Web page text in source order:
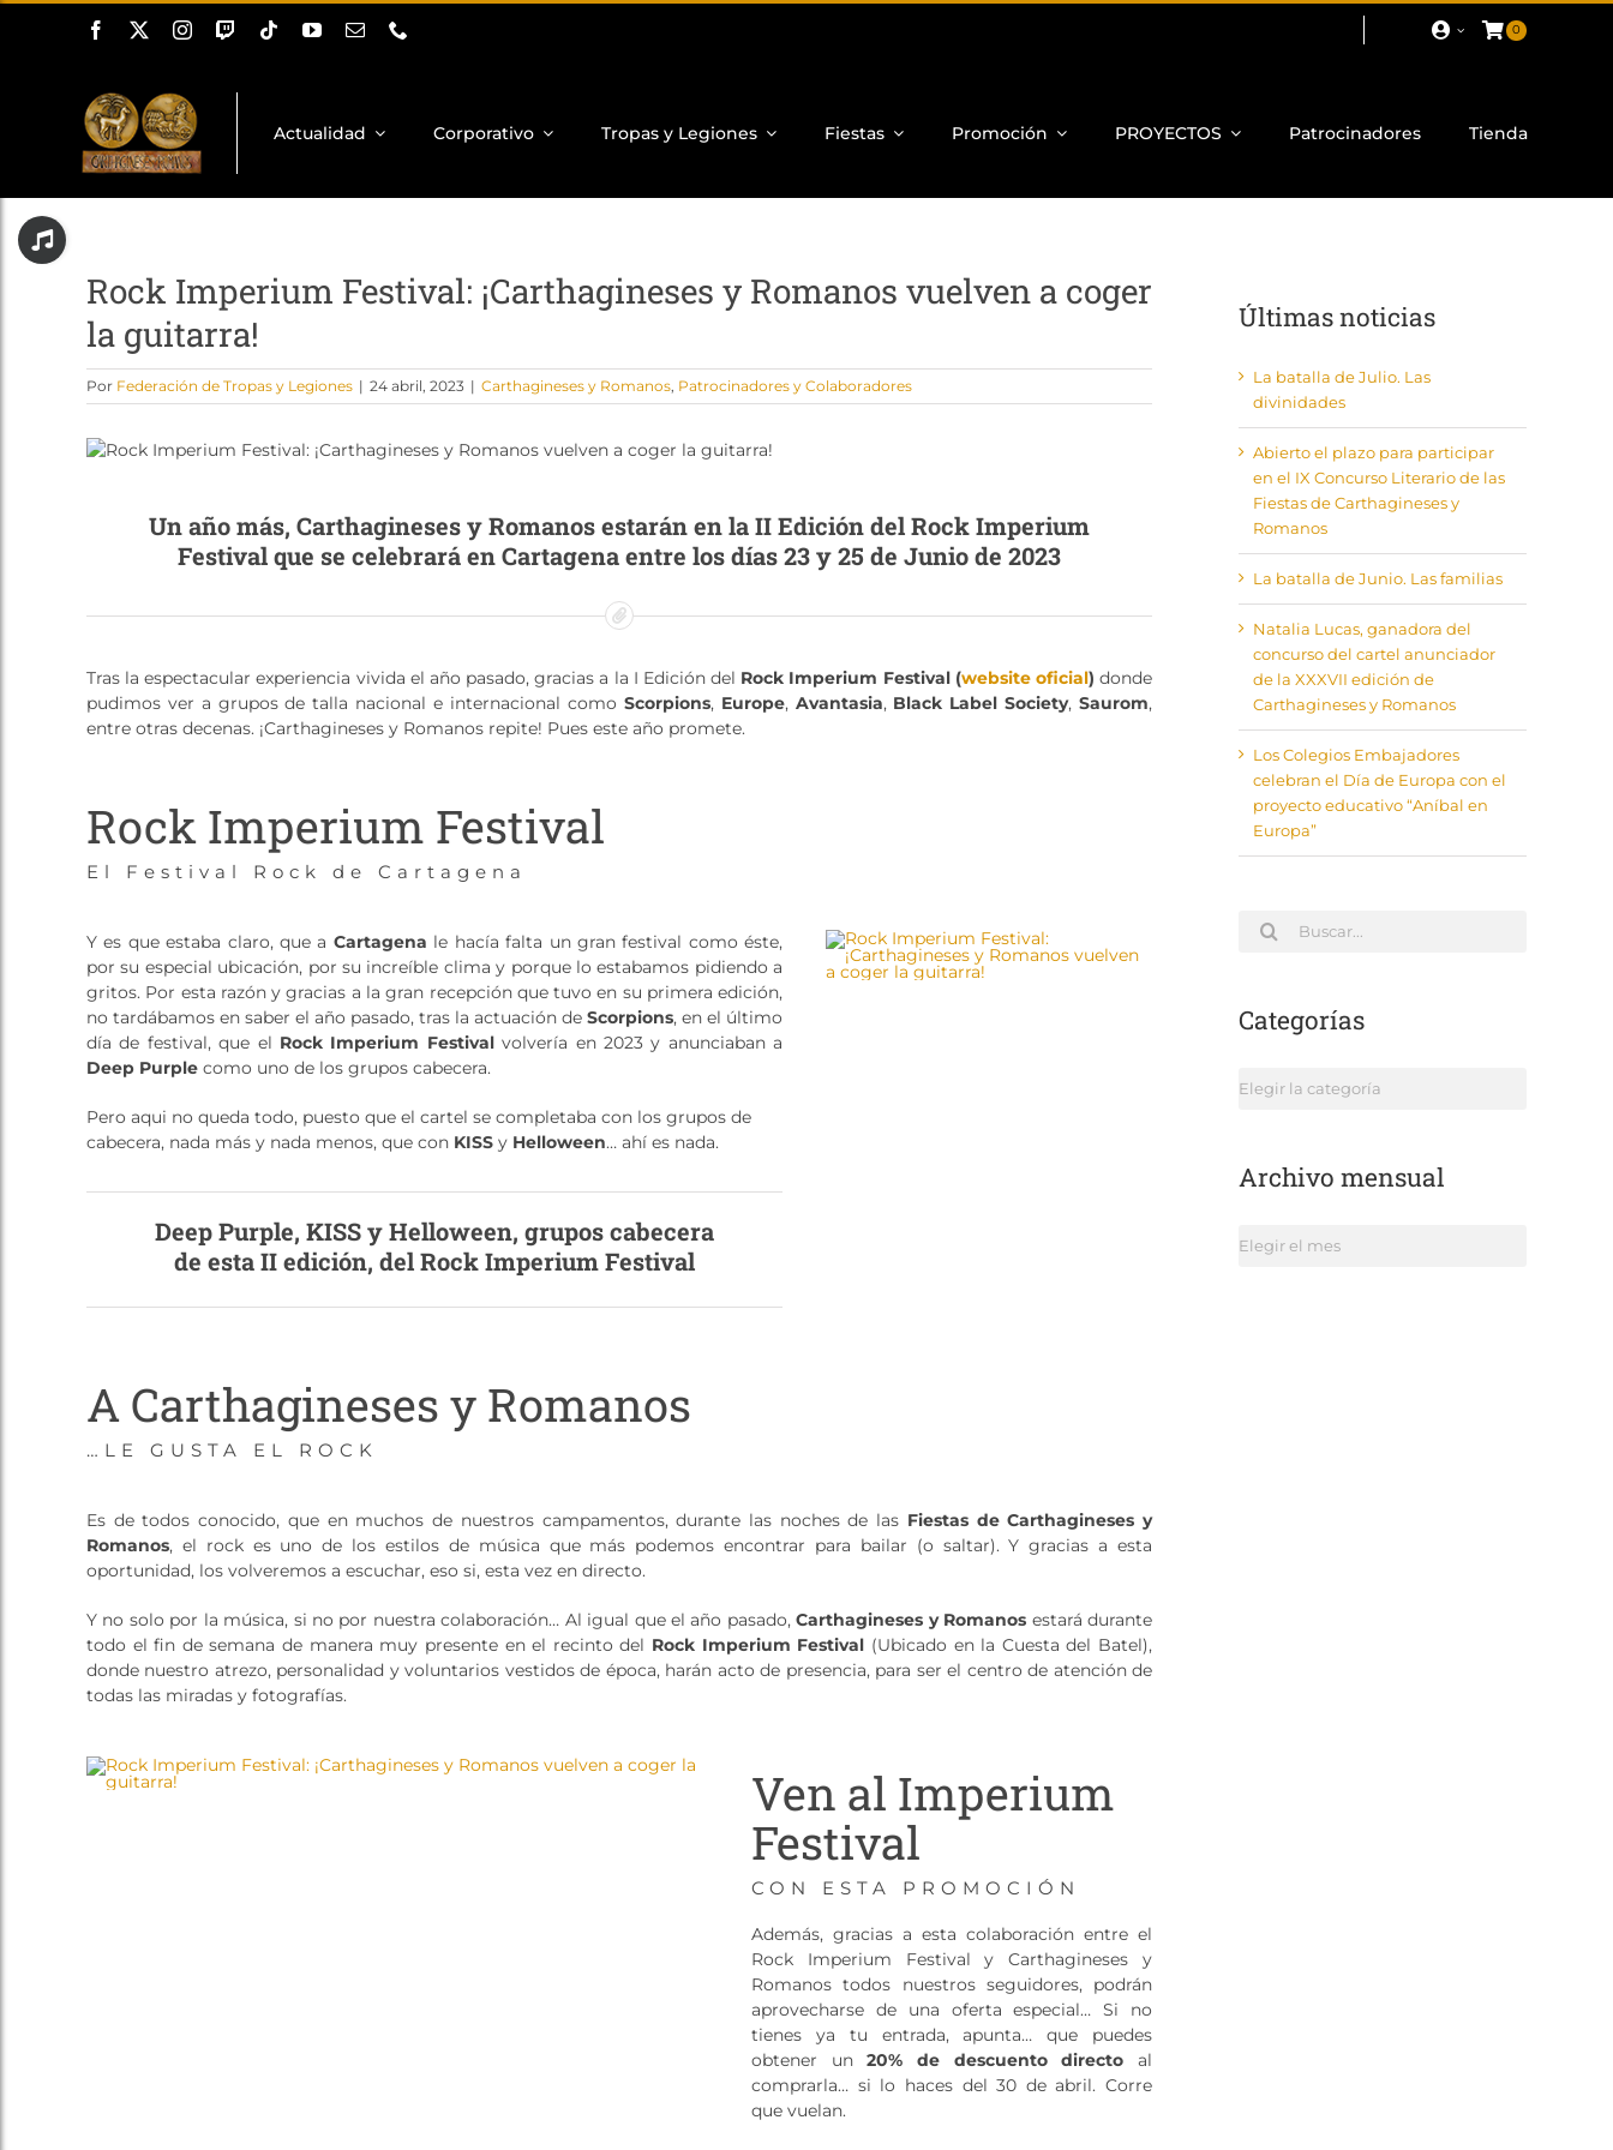
Saltar
0
Actualidad Corporativo Tropas y Legiones Fiestas Promoción PROYECTOS Patrocinadores Tienda
Rock Imperium Festival: ¡Carthagineses y Romanos vuelven a coger
la guitarra!
Por Federación de Tropas y Legiones | 24 abril, 2023 | Carthagineses y Romanos, Patrocinadores y Colaboradores
Un año más, Carthagineses y Romanos estarán en la II Edición del Rock Imperium
Festival que se celebrará en Cartagena entre los días 23 y 25 de Junio de 2023
Tras la espectacular experiencia vivida el año pasado, gracias a la I Edición del Rock Imperium Festival (website oficial) donde
pudimos ver a grupos de talla nacional e internacional como Scorpions, Europe, Avantasia, Black Label Society,Saurom,
entre otras decenas. ¡Carthagineses y Romanos repite! Pues este año promete.
Rock Imperium Festival
El Festival Rock de Cartagena
Y es que estaba claro, que a Cartagena le hacía falta un gran festival como éste,
por su especial ubicación, por su increíble clima y porque lo estabamos pidiendo a
gritos. Por esta razón y gracias a la gran recepción que tuvo en su primera edición,
no tardábamos en saber el año pasado, tras la actuación deScorpions, en el último
día de festival, que el Rock Imperium Festivalvolvería en 2023 y anunciaban a
Deep Purplecomo uno de los grupos cabecera.
Pero aqui no queda todo, puesto que el cartel se completaba con los grupos de
cabecera, nada más y nada menos, que con KISSy Helloween… ahí es nada.
Deep Purple, KISS y Helloween, grupos cabecera
de esta II edición, del Rock Imperium Festival
A Carthagineses y Romanos
…LE GUSTA EL ROCK
Es de todos conocido, que en muchos de nuestros campamentos, durante las noches de las Fiestas de Carthagineses y
Romanos, el rock es uno de los estilos de música que más podemos encontrar para bailar (o saltar). Y gracias a esta
oportunidad, los volveremos a escuchar, eso si, esta vez en directo.
Y no solo por la música, si no por nuestra colaboración… Al igual que el año pasado,Carthagineses y Romanos estará durante
todo el fin de semana de manera muy presente en el recinto del Rock Imperium Festival (Ubicado en la Cuesta del Batel),
donde nuestro atrezo, personalidad y voluntarios vestidos de época, harán acto de presencia, para ser el centro de atención de
todas las miradas y fotografías.
Ven al Imperium
Festival
CON ESTA PROMOCIÓN
Además, gracias a esta colaboración entre el
Rock Imperium Festival y Carthagineses y
Romanos todos nuestros seguidores, podrán
aprovecharse de una oferta especial… Si no
tienes ya tu entrada, apunta… que puedes
obtener un20% de descuento directo al
comprarla… si lo haces del 30 de abril. Corre
que vuelan.
Últimas noticias
La batalla de Julio. Las
divinidades
Abierto el plazo para participar
en el IX Concurso Literario de las
Fiestas de Carthagineses y
Romanos
La batalla de Junio. Las familias
Natalia Lucas, ganadora del
concurso del cartel anunciador
de la XXXVII edición de
Carthagineses y Romanos
Los Colegios Embajadores
celebran el Día de Europa con el
proyecto educativo “Aníbal en
Europa”
Buscar:
Categorías
Categorías
Archivo mensual
Archivo
mensual
Toggle
Sliding